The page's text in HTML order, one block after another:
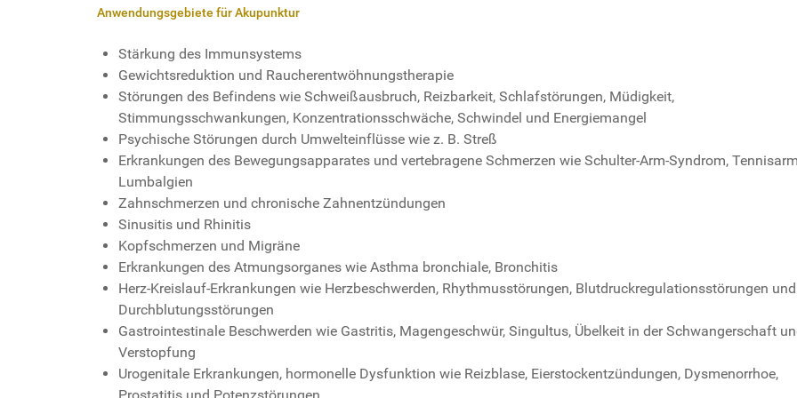
Anwendungsgebiete für Akupunktur
Stärkung des Immunsystems
Gewichtsreduktion und Raucherentwöhnungstherapie
Störungen des Befindens wie Schweißausbruch, Reizbarkeit, Schlafstörungen, Müdigkeit,
Stimmungsschwankungen, Konzentrationsschwäche, Schwindel und Energiemangel
Psychische Störungen durch Umwelteinflüsse wie z. B. Streß
Erkrankungen des Bewegungsapparates und vertebragene Schmerzen wie Schulter-Arm-Syndrom,
Lumbalgien
Zahnschmerzen und chronische Zahnentzündungen
Sinusitis und Rhinitis
Kopfschmerzen und Migräne
Erkrankungen des Atmungsorganes wie Asthma bronchiale, Bronchitis
Herz-Kreislauf-Erkrankungen wie Herzbeschwerden, Rhythmusstörungen, Blutdruckregulationsstörungen und
Durchblutungsstörungen
Gastrointestinale Beschwerden wie Gastritis, Magengeschwür, Singultus, Übelkeit in der Schwangerschaft
Verstopfung
Urogenitale Erkrankungen, hormonelle Dysfunktion wie Reizblase, Eierstockentzündungen, Dysmenorrhoe,